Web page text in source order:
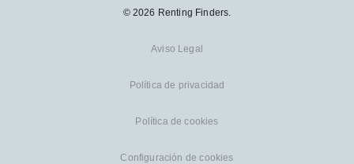
© 2026 Renting Finders.
Aviso Legal
Política de privacidad
Política de cookies
Configuración de cookies